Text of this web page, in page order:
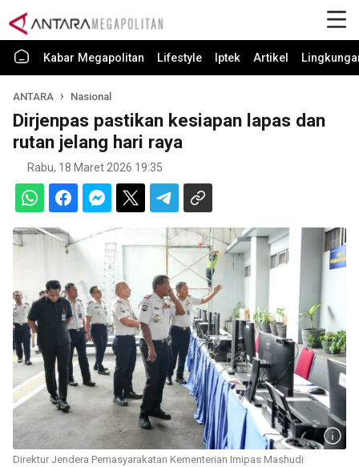
Kabar Megapolitan Lifestyle Iptek Artikel
ANTARA Nasional
Dirjenpas pastikan kesiapan lapas dan
rutan jelang hari raya
Rabu, 18 Maret 2026 19:35
Direktur Jendera Pemasyarakatan Kementerian Imipas Mashudi